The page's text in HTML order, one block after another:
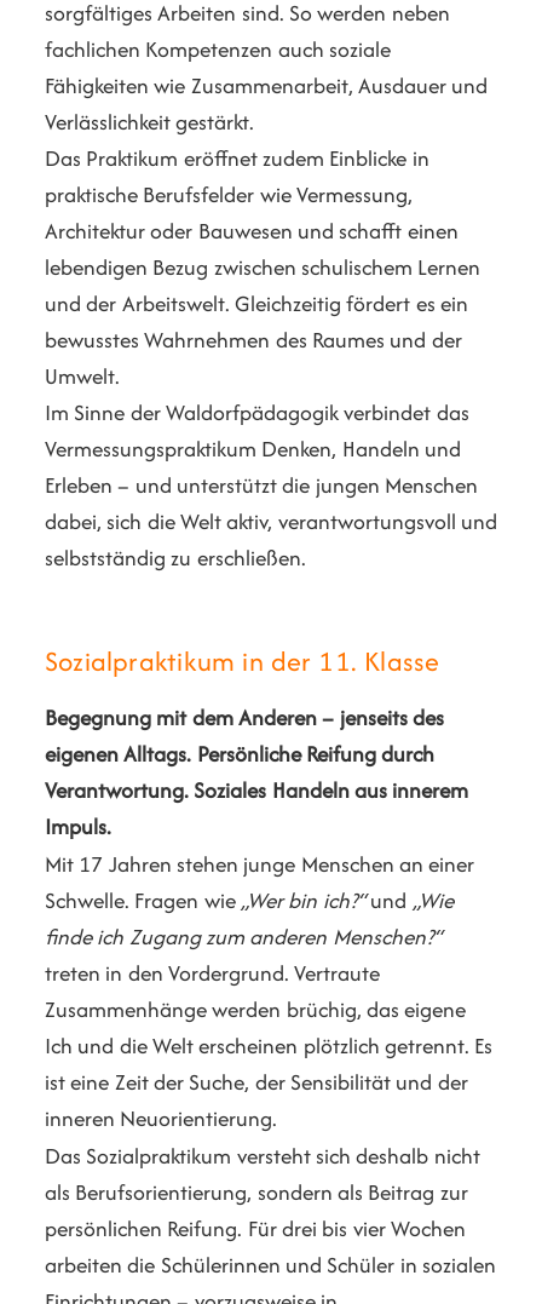
sorgfältiges Arbeiten sind. So werden neben
fachlichen Kompetenzen auch soziale
Fähigkeiten wie Zusammenarbeit, Ausdauer und
Verlässlichkeit gestärkt.
Das Praktikum eröffnet zudem Einblicke in
praktische Berufsfelder wie Vermessung,
Architektur oder Bauwesen und schafft einen
lebendigen Bezug zwischen schulischem Lernen
und der Arbeitswelt. Gleichzeitig fördert es ein
bewusstes Wahrnehmen des Raumes und der
Umwelt.
Im Sinne der Waldorfpädagogik verbindet das
Vermessungspraktikum Denken, Handeln und
Erleben – und unterstützt die jungen Menschen
dabei, sich die Welt aktiv, verantwortungsvoll und
selbstständig zu erschließen.
Sozialpraktikum in der 11. Klasse
Begegnung mit dem Anderen – jenseits des
eigenen Alltags. Persönliche Reifung durch
Verantwortung. Soziales Handeln aus innerem
Impuls.
Mit 17 Jahren stehen junge Menschen an einer
Schwelle. Fragen wie„Wer bin ich?“und „Wie
finde ich Zugang zum anderen Menschen?“
treten in den Vordergrund. Vertraute
Zusammenhänge werden brüchig, das eigene
Ich und die Welt erscheinen plötzlich getrennt. Es
ist eine Zeit der Suche, der Sensibilität und der
inneren Neuorientierung.
Das Sozialpraktikum versteht sich deshalb nicht
als Berufsorientierung, sondern als Beitrag zur
persönlichen Reifung. Für drei bis vier Wochen
arbeiten die Schülerinnen und Schüler in sozialen